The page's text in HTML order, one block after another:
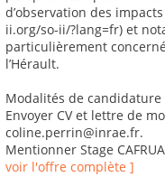
d’observation des
ii.org/so-ii/?lang=fr) et
particulièrement
l’Hérault.
Modalités de candidature
Envoyer CV et lettre de
coline.perrin@inrae.fr.
Mentionner Stage
voir l'offre complète ]